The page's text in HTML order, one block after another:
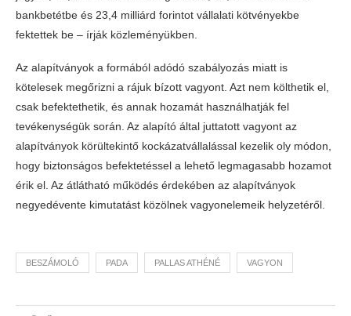
bankbetétbe és 23,4 milliárd forintot vállalati kötvényekbe
fektettek be – írják közleményükben.
Az alapítványok a formából adódó szabályozás miatt is
kötelesek megőrizni a rájuk bízott vagyont. Azt nem költhetik el,
csak befektethetik, és annak hozamát használhatják fel
tevékenységük során. Az alapító által juttatott vagyont az
alapítványok körültekintő kockázatvállalással kezelik oly módon,
hogy biztonságos befektetéssel a lehető legmagasabb hozamot
érik el. Az átlátható működés érdekében az alapítványok
negyedévente kimutatást közölnek vagyonelemeik helyzetéről.
BESZÁMOLÓ PADA PALLAS ATHÉNÉ VAGYON